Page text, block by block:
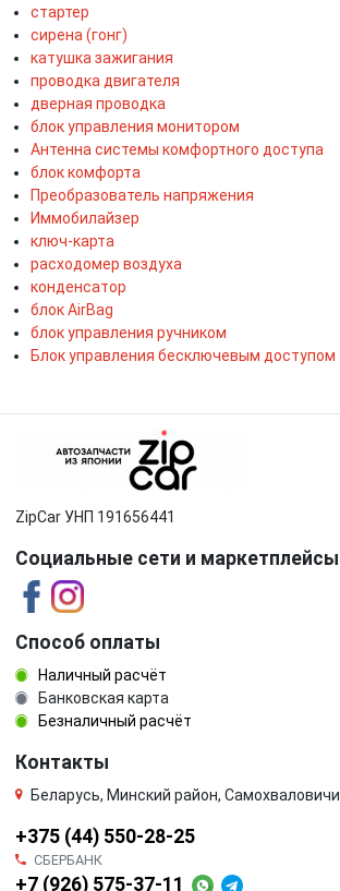
стартер
сирена (гонг)
катушка зажигания
проводка двигателя
дверная проводка
блок управления монитором
Антенна системы комфортного доступа
блок комфорта
Преобразователь напряжения
Иммобилайзер
ключ-карта
расходомер воздуха
конденсатор
блок AirBag
блок управления ручником
Блок управления бесключевым доступом
ZipCar УНП 191656441
Социальные сети и маркетплейсы
Способ оплаты
Наличный расчёт
Банковская карта
Безналичный расчёт
Контакты
Беларусь, Минский район, Самохваловичи
+375 (44) 550-28-25
СБЕРБАНК
+7 (926) 575-37-11